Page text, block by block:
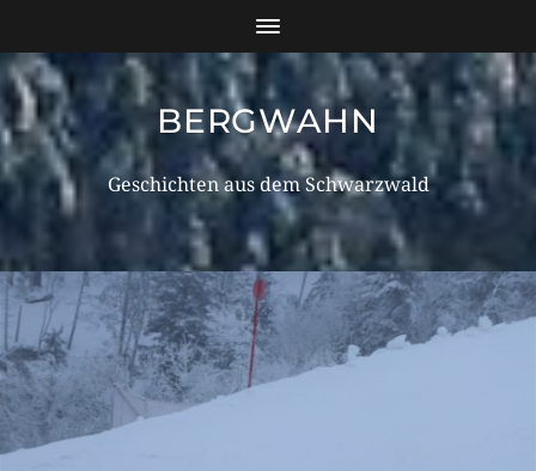
BERGWAHN
Geschichten aus dem Schwarzwald